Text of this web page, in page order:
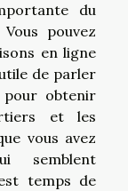
du
pouvez
en ligne
de parler
pour obtenir
et les
vous avez
semblent
temps de